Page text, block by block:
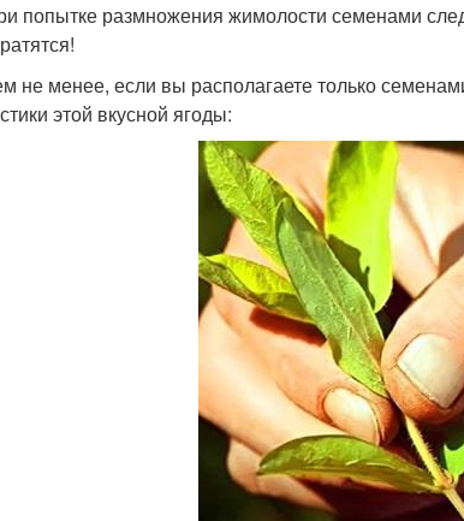
попытке размножения жимолости семенами
не менее, если вы располагаете только
этой вкусной ягоды: